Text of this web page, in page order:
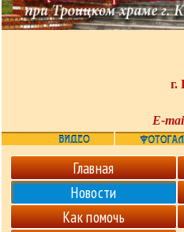
г.
E-
Главная
Новости
Как помочь